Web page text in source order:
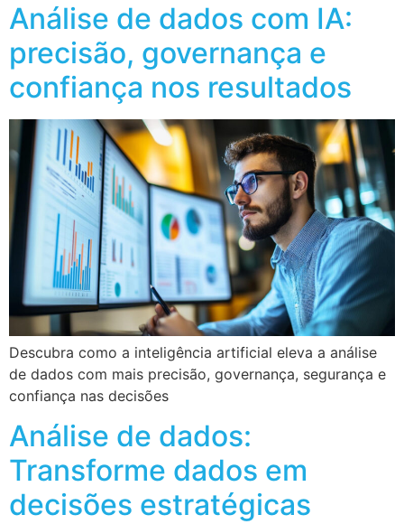
Análise de dados com IA:
precisão, governança e
confiança nos resultados
Descubra como a inteligência artificial eleva a análise
de dados com mais precisão, governança, segurança e
confiança nas decisões
Análise de dados:
Transforme dados em
decisões estratégicas